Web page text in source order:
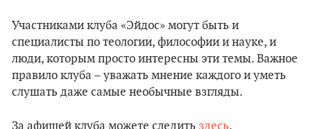
Участниками клуба «Эйдос» могут быть и
специалисты по теологии, философии и науке, и
люди, которым просто интересны эти темы. Важное
правило клуба – уважать мнение каждого и уметь
слушать даже самые необычные взгляды.